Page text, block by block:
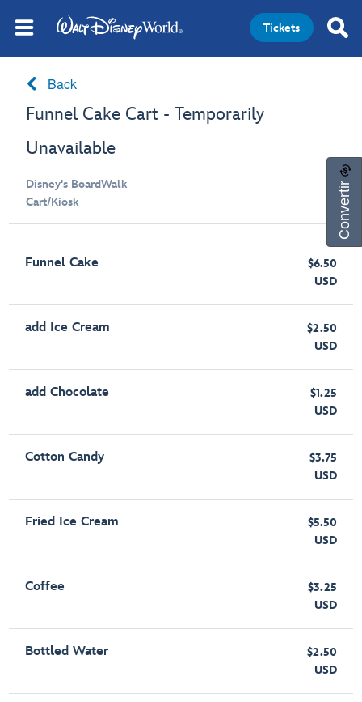
Tickets
Back
Funnel Cake Cart - Temporarily
Unavailable
Disney's BoardWalk
Cart/Kiosk
Funnel Cake
$6.50
USD
add Ice Cream
$2.50
USD
add Chocolate
$1.25
USD
Cotton Candy
$3.75
USD
Fried Ice Cream
$5.50
USD
Coffee
$3.25
USD
Bottled Water
$2.50
USD
Convertir